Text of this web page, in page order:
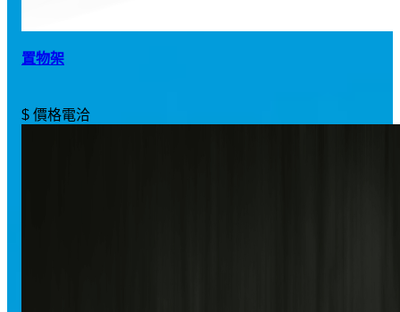
置物架
$ 價格電洽